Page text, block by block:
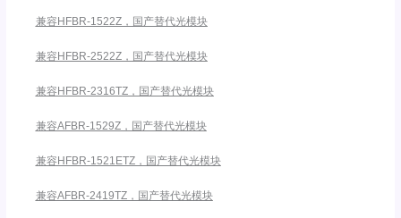
兼容HFBR-1522Z，国产替代光模块
兼容HFBR-2522Z，国产替代光模块
兼容HFBR-2316TZ，国产替代光模块
兼容AFBR-1529Z，国产替代光模块
兼容HFBR-1521ETZ，国产替代光模块
兼容AFBR-2419TZ，国产替代光模块